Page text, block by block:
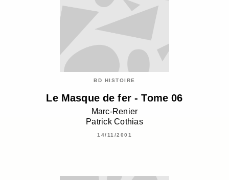
BD HISTOIRE
Le Masque de fer - Tome 06
Marc-Renier
Patrick Cothias
14/11/2001